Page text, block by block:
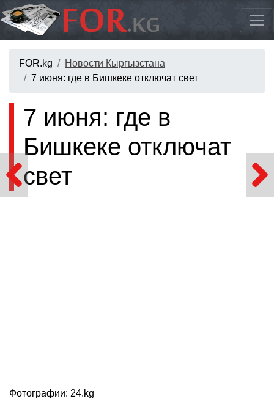
FOR.kg
Новости Кыргызстана
7 июня: где в Бишкеке отключат свет
7 июня: где в
Бишкеке отключат
свет
Фотографии: 24.kg